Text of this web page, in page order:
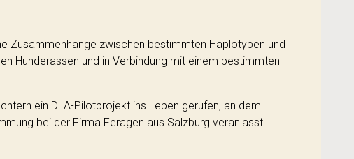
Zusammenhänge zwischen bestimmten Haplotypen und
Hunderassen und in Verbindung mit einem bestimmten
ein DLA-Pilotprojekt ins Leben gerufen, an dem
bei der Firma Feragen aus Salzburg veranlasst.